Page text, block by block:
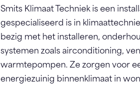
Smits Klimaat Techniek is een
gespecialiseerd is in
bezig met het installeren,
systemen zoals airconditioning,
warmtepompen. Ze zorgen voor
energiezuinig binnenklimaat in